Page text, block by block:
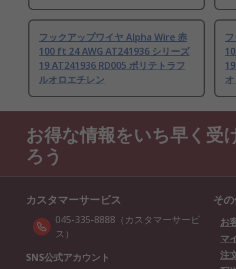
フックアップワイヤ Alpha Wire 赤
100 ft 24 AWG AT241936 シリーズ
19 AT241936 RD005 ポリテトラフ
ルオロエチレン
お得な情報をいち早く受
ろう
カスタマーサービス
045-335-8888（カスタマーサービ
ス）
SNS公式アカウント
そ
お
マ
注